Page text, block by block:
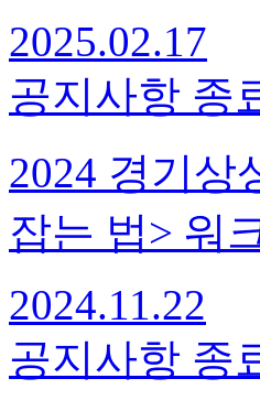
2025.02.17
공지사항 종
2024 경기상
잡는 법> 워
2024.11.22
공지사항 종